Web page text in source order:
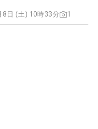
8日 (土) 10時33分 1